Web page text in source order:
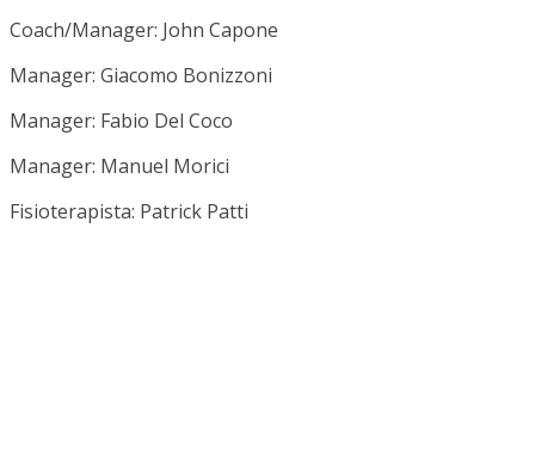
Coach/Manager: John Capone
Manager: Giacomo Bonizzoni
Manager: Fabio Del Coco
Manager: Manuel Morici
Fisioterapista: Patrick Patti